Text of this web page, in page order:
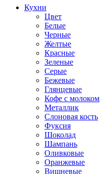
Кухни
Цвет
Белые
Черные
Желтые
Красные
Зеленые
Серые
Бежевые
Глянцевые
Кофе с молоком
Металлик
Слоновая кость
Фуксия
Шоколад
Шампань
Оливковые
Оранжевые
Вишневые